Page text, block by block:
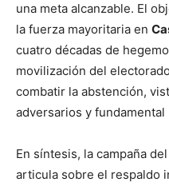
una meta alcanzable. El
la fuerza mayoritaria en
cuatro décadas de
movilización del
combatir la abstención,
adversarios y fundamental
En síntesis, la campaña
articula sobre el respaldo